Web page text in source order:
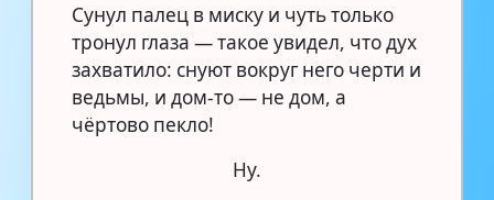
Сунул палец в миску и чуть только
тронул глаза — такое увидел, что дух
захватило: снуют вокруг него черти и
ведьмы, и дом-то — не дом, а
чёртово пекло!
Ну.